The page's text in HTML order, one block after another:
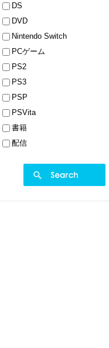
DS
DVD
Nintendo Switch
PCゲーム
PS2
PS3
PSP
PSVita
書籍
配信